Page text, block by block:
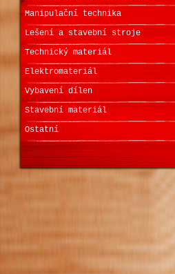
Manipulační technika
Lešení a stavební stroje
Technický materiál
Elektromateriál
Vybavení dílen
Stavební materiál
Ostatní